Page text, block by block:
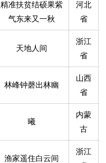
精准扶贫结硕果紫
气东来又一秋
河北
省
天地人间
浙江
省
林峰钟磬出林幽
山西
省
曦
内蒙
古
渔家遥住白云间
浙江